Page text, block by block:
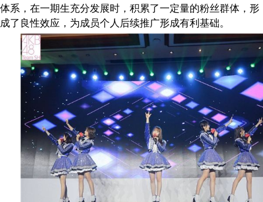
体系，在一期生充分发展时，积累了一定量的粉丝群体，形
成了良性效应，为成员个人后续推广形成有利基础。